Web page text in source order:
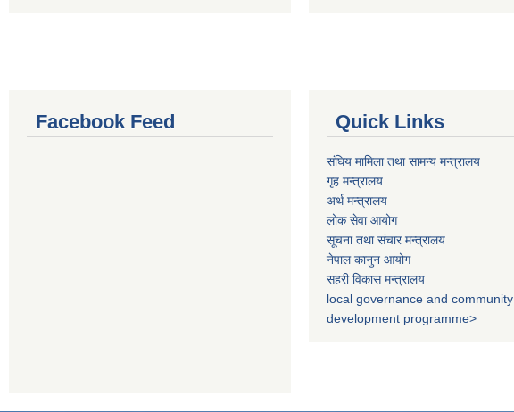
Facebook Feed Quick Links
संघिय मामिला तथा सामन्य मन्त्रालय
गृह मन्त्रालय
अर्थ मन्त्रालय
लोक सेवा आयोग
सूचना तथा संचार मन्त्रालय
नेपाल कानुन आयोग
सहरी विकास मन्त्रालय
local governance and community
development programme>